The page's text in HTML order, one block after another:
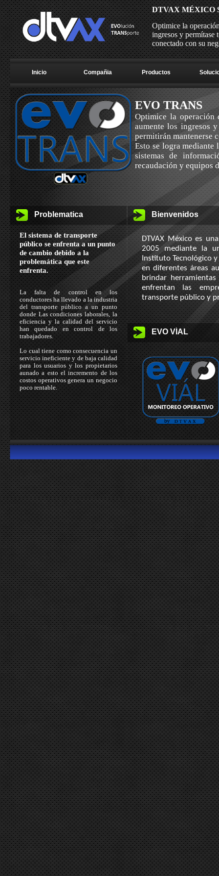
DTVAX MÉXICO
Optimice la
ingresos y permítase
conectado con su
EVO TRANS
Optimice la operación
aumente los ingresos
permitirán mantenerse
Esto se logra mediante
sistemas de
recaudación y equipos
Problematica
El sistema de transporte
público se enfrenta a un punto
de cambio debido a la
problemática que este
enfrenta.
La falta de control en los
conductores ha llevado a la industria
del transporte público a un punto
donde Las condiciones laborales, la
eficiencia y la calidad del servicio
han quedado en control de los
trabajadores.
Lo cual tiene como consecuencia un
servicio ineficiente y de baja calidad
para los usuarios y los propietarios
aunado a esto el incremento de los
costos operativos genera un negocio
poco rentable.
Bienvenidos
DTVAX México es
2005 mediante la
Instituto Tecnológico
en diferentes áreas
brindar
enfrentan las
transporte público y
EVO VÍAL
Inicio Compañia Productos